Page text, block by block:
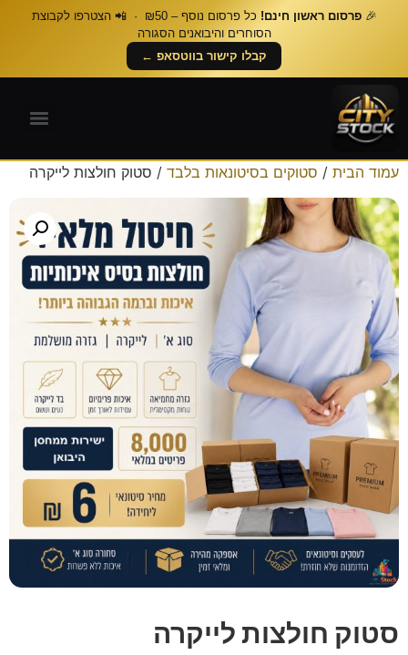
🎉פרסום ראשון חינם!
כל פרסום נוסף – ₪50 · 📲 הצטרפו לקבוצת
הסוחרים והיבואנים הסגורה
קבלו קישור בווטסאפ ←
עמוד הבית / סטוקים בסיטונאות בלבד / סטוק חולצות לייקרה
סטוק חולצות לייקרה